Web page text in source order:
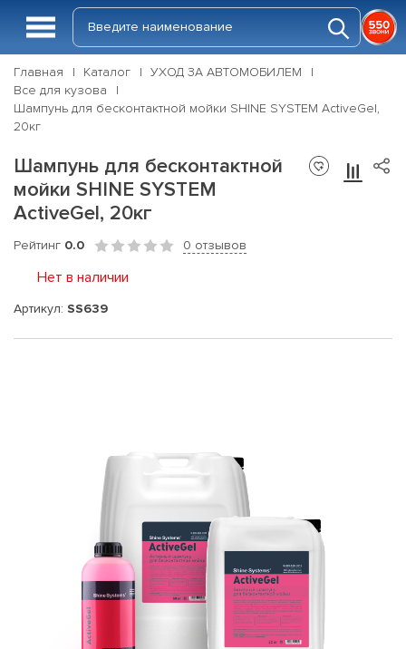
Главная Каталог
УХОД ЗА АВТОМОБИЛЕМ
Все для кузова
Шампунь для бесконтактной мойки SHINE SYSTEM ActiveGel,
20кг
Шампунь для бесконтактной
мойки SHINE SYSTEM
ActiveGel, 20кг
Рейтинг 0.0 0 отзывов
Нет в наличии
Артикул: SS639